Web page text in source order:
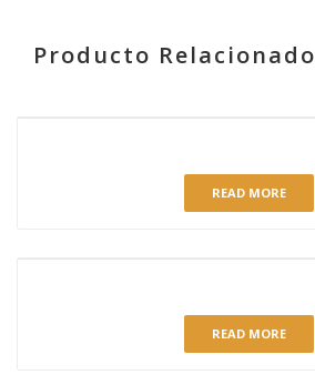
Producto Relacionado
READ MORE
READ MORE